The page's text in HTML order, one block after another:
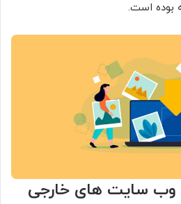
بوده است.
وب سایت های خارجی